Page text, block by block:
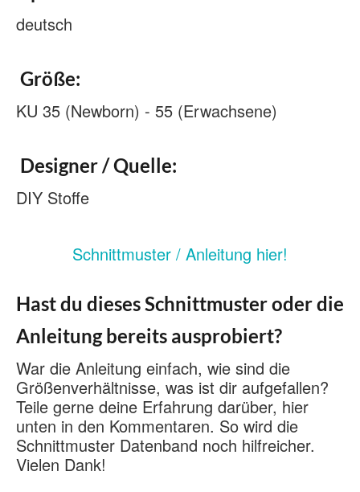
deutsch
Größe:
KU 35 (Newborn) - 55 (Erwachsene)
Designer / Quelle:
DIY Stoffe
Schnittmuster / Anleitung hier!
Hast du dieses Schnittmuster oder die
Anleitung bereits ausprobiert?
War die Anleitung einfach, wie sind die
Größenverhältnisse, was ist dir aufgefallen?
Teile gerne deine Erfahrung darüber, hier
unten in den Kommentaren. So wird die
Schnittmuster Datenband noch hilfreicher.
Vielen Dank!